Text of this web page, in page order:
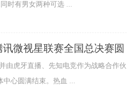
时有男女两种可选 ...
微视星联赛全国总决赛圆
由虎牙直播、先知电竞作为战略合作伙
中心圆满结束。热血 ...